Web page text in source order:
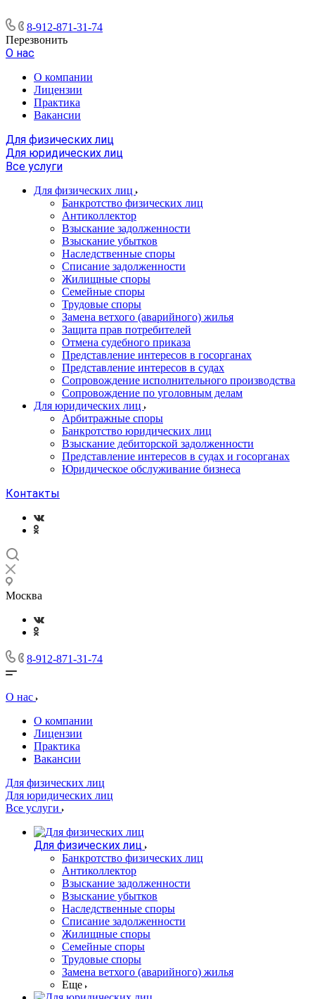
8-912-871-31-74
Перезвонить
О нас
О компании
Лицензии
Практика
Вакансии
Для физических лиц
Для юридических лиц
Все услуги
Для физических лиц
Банкротство физических лиц
Антиколлектор
Взыскание задолженности
Взыскание убытков
Наследственные споры
Списание задолженности
Жилищные споры
Семейные споры
Трудовые споры
Замена ветхого (аварийного) жилья
Защита прав потребителей
Отмена судебного приказа
Представление интересов в госорганах
Представление интересов в судах
Сопровождение исполнительного производства
Сопровождение по уголовным делам
Для юридических лиц
Арбитражные споры
Банкротство юридических лиц
Взыскание дебиторской задолженности
Представление интересов в судах и госорганах
Юридическое обслуживание бизнеса
Контакты
Москва
8-912-871-31-74
О нас
О компании
Лицензии
Практика
Вакансии
Для физических лиц
Для юридических лиц
Все услуги
Для физических лиц
Банкротство физических лиц
Антиколлектор
Взыскание задолженности
Взыскание убытков
Наследственные споры
Списание задолженности
Жилищные споры
Семейные споры
Трудовые споры
Замена ветхого (аварийного) жилья
Еще